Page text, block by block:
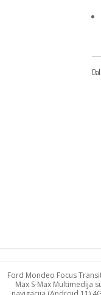
Ford Mondeo Focus
Max S-Max Multimedija